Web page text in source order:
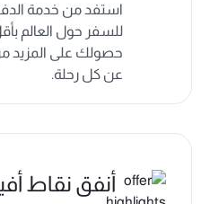
للسفر حول العالم
حصولك على المزيد
عن كل رحلة.
أنفق نقاط